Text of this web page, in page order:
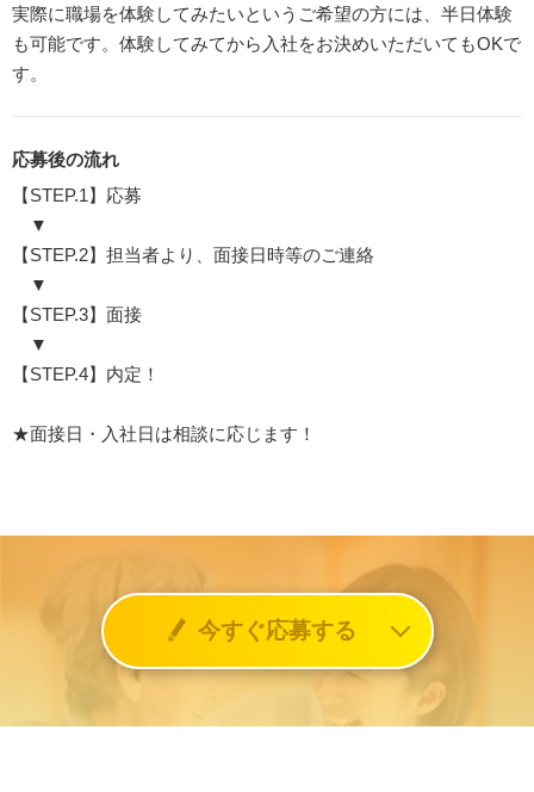
実際に職場を体験してみたいというご希望の方には、半日体験
も可能です。体験してみてから入社をお決めいただいてもOKで
す。
応募後の流れ
【STEP.1】応募
▼
【STEP.2】担当者より、面接日時等のご連絡
▼
【STEP.3】面接
▼
【STEP.4】内定！
★面接日・入社日は相談に応じます！
今すぐ応募する